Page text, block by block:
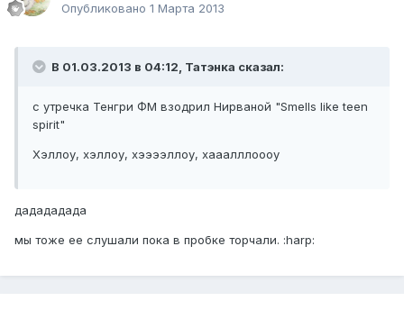
Опубликовано 1 Марта 2013
В 01.03.2013 в 04:12, Татэнка сказал:
с утречка Тенгри ФМ взодрил Нирваной "Smells like teen
spirit"
Хэллоу, хэллоу, хээээллоу, хааалллоооу
дадададада
мы тоже ее слушали пока в пробке торчали. :harp: